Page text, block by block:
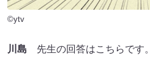
©ytv
川島 先生の回答はこちらです。